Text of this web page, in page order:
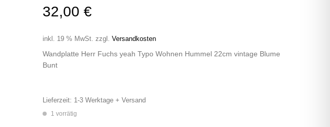
32,00 €
inkl. 19 % MwSt. zzgl. Versandkosten
Wandplatte Herr Fuchs yeah Typo Wohnen Hummel 22cm vintage Blume
Bunt
Lieferzeit: 1-3 Werktage + Versand
1 vorrätig